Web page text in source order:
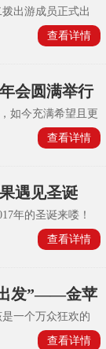
出游成员正式出
开启美妙之旅
查看详情
会圆满举行
如今充满希望且更
回顾过去，展望未
创2018”金苹果迎
查看详情
遇见圣诞
年的圣诞来喽！
果过啊！ 因为，
查看详情
发”——金苹
圆满完成
是一个万众狂欢的
聚在一起， 搞事
查看详情